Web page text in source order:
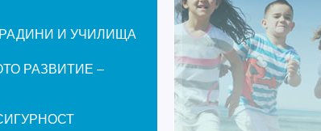
И УЧИЛИЩА
РАЗВИТИЕ –